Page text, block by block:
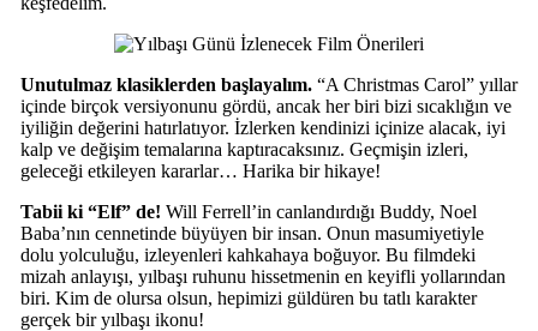
Unutulmaz klasiklerden başlayalım.“A Christmas Carol” yıllar
içinde birçok versiyonunu gördü, ancak her biri bizi sıcaklığın ve
iyiliğin değerini hatırlatıyor. İzlerken kendinizi içinize alacak, iyi
kalp ve değişim temalarına kaptıracaksınız. Geçmişin izleri,
geleceği etkileyen kararlar… Harika bir hikaye!
Tabii ki “Elf” de! Will Ferrell’in canlandırdığı Buddy, Noel
Baba’nın cennetinde büyüyen bir insan. Onun masumiyetiyle
dolu yolculuğu, izleyenleri kahkahaya boğuyor. Bu filmdeki
mizah anlayışı, yılbaşı ruhunu hissetmenin en keyifli yollarından
biri. Kim de olursa olsun, hepimizi güldüren bu tatlı karakter
gerçek bir yılbaşı ikonu!